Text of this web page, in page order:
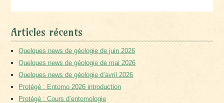
Articles récents
Quelques news de géologie de juin 2026
Quelques news de géologie de mai 2026
Quelques news de géologie d’avril 2026
Protégé : Entomo 2026 introduction
Protégé : Cours d’entomologie